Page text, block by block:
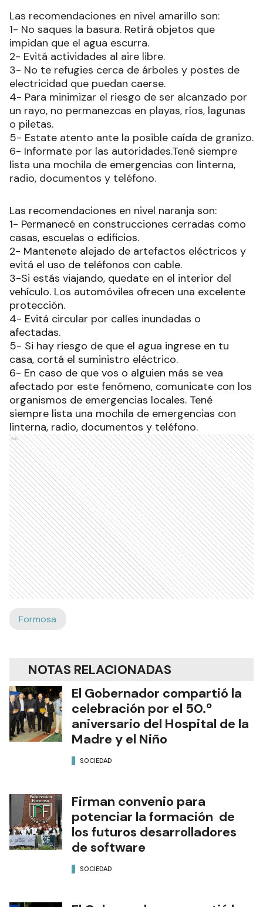
1- No saques la basura. Retirá objetos que
impidan que el agua escurra.
2- Evitá actividades al aire libre.
3- No te refugies cerca de árboles y postes de
electricidad que puedan caerse.
4- Para minimizar el riesgo de ser alcanzado por
un rayo, no permanezcas en playas, ríos, lagunas
o piletas.
5- Estate atento ante la posible caída de granizo.
6- Informate por las autoridades.Tené siempre
lista una mochila de emergencias con linterna,
radio, documentos y teléfono.
1- Permanecé en construcciones cerradas como
casas, escuelas o edificios.
2- Mantenete alejado de artefactos eléctricos y
evitá el uso de teléfonos con cable.
3-Si estás viajando, quedate en el interior del
vehículo. Los automóviles ofrecen una excelente
protección.
4- Evitá circular por calles inundadas o
afectadas.
5- Si hay riesgo de que el agua ingrese en tu
casa, cortá el suministro eléctrico.
6- En caso de que vos o alguien más se vea
afectado por este fenómeno, comunicate con los
organismos de emergencias locales. Tené
siempre lista una mochila de emergencias con
linterna, radio, documentos y teléfono.
Ads
Formosa
El Gobernador compartió la
celebración por el 50.º
aniversario del Hospital de la
Madre y el Niño
SOCIEDAD
potenciar la formación de
los futuros desarrolladores
de software
SOCIEDAD